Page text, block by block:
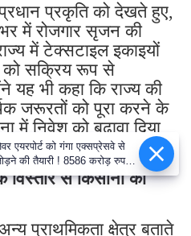
प्रकृति को देखते हुए,
में रोजगार सृजन की
में टेक्सटाइल इकाइयों
को सक्रिय रूप से
यह भी कहा कि राज्य की
जरूरतों को पूरा करने के
में निवेश को बढ़ावा दिया
विस्तार से किसानों को
प्राथमिकता क्षेत्र बताते